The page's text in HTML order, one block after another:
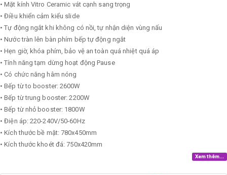
• Mặt kính Vitro Ceramic vát cạnh sang trọng
• Điều khiển cảm kiểu slide
• Tự động ngắt khi không có nồi, tự nhận diện vùng nấu
• Nước tràn lên bàn phím bếp tự động ngắt
• Hẹn giờ, khóa phím, bảo vệ an toàn quá nhiệt quá áp
• Tính năng tạm dừng hoạt động Pause
• Có chức năng hâm nóng
• Bếp từ to booster: 2600W
• Bếp từ trung booster: 2200W
• Bếp từ nhỏ booster: 1800W
• Điện áp: 220-240V/50-60Hz
• Kích thước bề mặt: 780x450mm
• Kích thước khoét đá: 750x420mm
Xem thêm...